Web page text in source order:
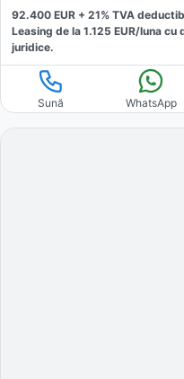
92.400 EUR + 21% TVA
Leasing de la 1.125 EUR/luna cu
juridice.
Sună WhatsApp